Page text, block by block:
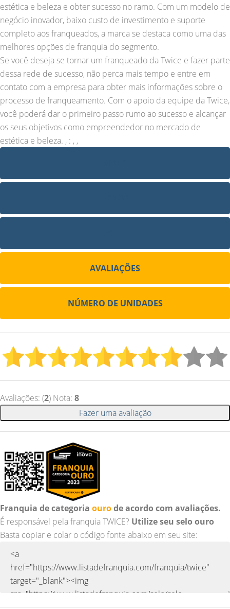
estética e beleza e obter sucesso no ramo. Com um modelo de
negócio inovador, baixo custo de investimento e suporte
completo aos franqueados, a marca se destaca como uma das
melhores opções de franquia do segmento.
Se você deseja se tornar um franqueado da Twice e fazer parte
dessa rede de sucesso, não perca mais tempo e entre em
contato com a empresa para obter mais informações sobre o
processo de franqueamento. Com o apoio da equipe da Twice,
você poderá dar o primeiro passo rumo ao sucesso e alcançar
os seus objetivos como empreendedor no mercado de
estética e beleza. , : , ,
AVALIAÇÕES
NÚMERO DE UNIDADES
Avaliações: (2) Nota: 8
Fazer uma avaliação
Franquia de categoria ourode acordo com avaliações.
É responsável pela franquia TWICE? Utilize seu selo ouro
Basta copiar e colar o código fonte abaixo em seu site: